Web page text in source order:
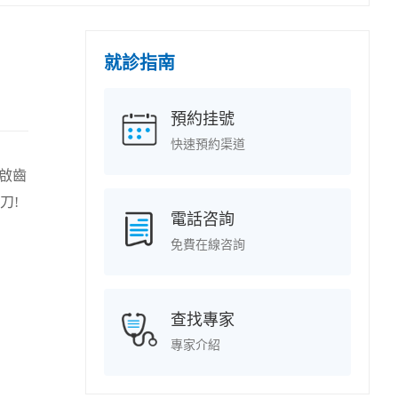
齒
!
就診指南
預約挂號
快速預約渠道
電話咨詢
免費在線咨詢
查找專家
專家介紹